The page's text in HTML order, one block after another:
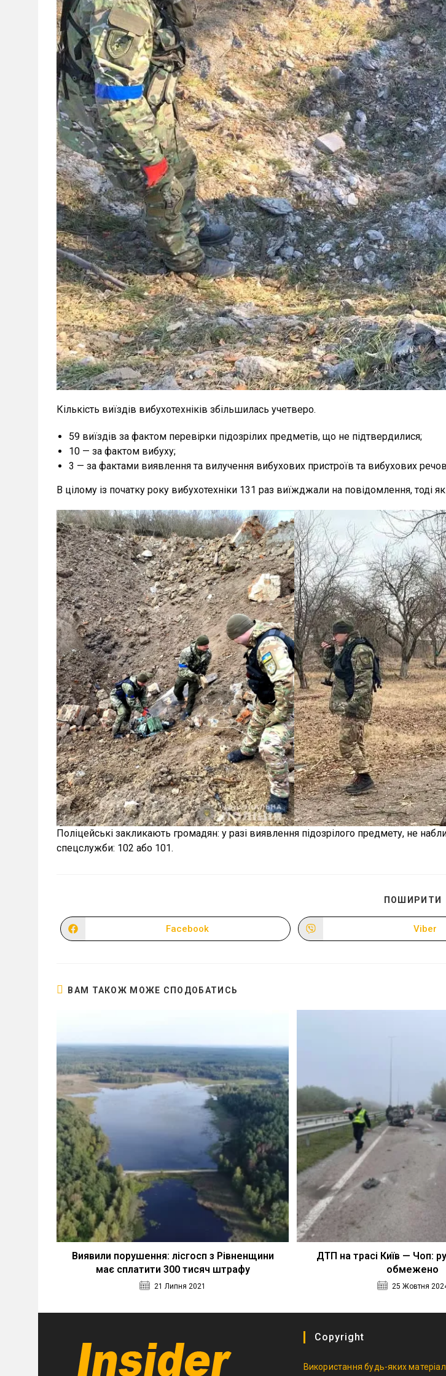
Кількість виїздів вибухотехніків збільшилась учетверо.
59 виїздів за фактом перевірки підозрілих предметів, що не підтвердилися;
10 — за фактом вибуху;
3 — за фактами виявлення та вилучення вибухових пристроїв та вибухових
В цілому із початку року вибухотехніки 131 раз виїжджали на повідомлення, тоді
Поліцейські закликають громадян: у разі виявлення підозрілого предмету, не
спецслужби: 102 або 101.
ПОШИРИТИ
Відкрити
в
Facebook
Відкрити
в
Viber
ВАМ ТАКОЖ МОЖЕ СПОДОБАТИСЬ
Виявили порушення: лісгосп з Рівненщини
має сплатити 300 тисяч штрафу
21 Липня 2021
ДТП на трасі Київ — Чоп:
обмежено
25 Жовтня
Copyright
Використання будь-яких